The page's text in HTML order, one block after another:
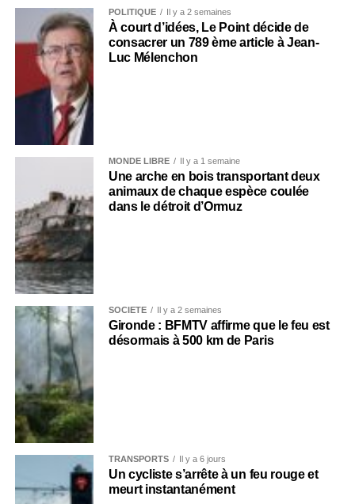
POLITIQUE Il y a 2 semaines
À court d’idées, Le Point décide de
consacrer un 789 ème article à Jean-
Luc Mélenchon
MONDE LIBRE Il y a 1 semaine
Une arche en bois transportant deux
animaux de chaque espèce coulée
dans le détroit d’Ormuz
SOCIÉTÉ Il y a 2 semaines
Gironde : BFMTV affirme que le feu est
désormais à 500 km de Paris
TRANSPORTS Il y a 6 jours
Un cycliste s’arrête à un feu rouge et
meurt instantanément